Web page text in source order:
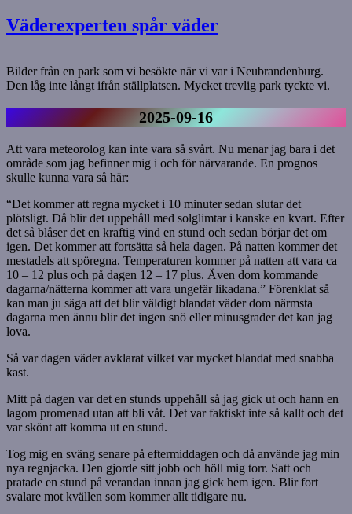
Väderexperten spår väder
Bilder från en park som vi besökte när vi var i Neubrandenburg.
Den låg inte långt ifrån ställplatsen. Mycket trevlig park tyckte vi.
2025-09-16
Att vara meteorolog kan inte vara så svårt. Nu menar jag bara i det
område som jag befinner mig i och för närvarande. En prognos
skulle kunna vara så här:
“Det kommer att regna mycket i 10 minuter sedan slutar det
plötsligt. Då blir det uppehåll med solglimtar i kanske en kvart. Efter
det så blåser det en kraftig vind en stund och sedan börjar det om
igen. Det kommer att fortsätta så hela dagen. På natten kommer det
mestadels att spöregna. Temperaturen kommer på natten att vara ca
10 – 12 plus och på dagen 12 – 17 plus. Även dom kommande
dagarna/nätterna kommer att vara ungefär likadana.” Förenklat så
kan man ju säga att det blir väldigt blandat väder dom närmsta
dagarna men ännu blir det ingen snö eller minusgrader det kan jag
lova.
Så var dagen väder avklarat vilket var mycket blandat med snabba
kast.
Mitt på dagen var det en stunds uppehåll så jag gick ut och hann en
lagom promenad utan att bli våt. Det var faktiskt inte så kallt och det
var skönt att komma ut en stund.
Tog mig en sväng senare på eftermiddagen och då använde jag min
nya regnjacka. Den gjorde sitt jobb och höll mig torr. Satt och
pratade en stund på verandan innan jag gick hem igen. Blir fort
svalare mot kvällen som kommer allt tidigare nu.